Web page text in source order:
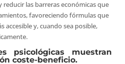
reducir las barreras económicas que
favoreciendo fórmulas que
accesible y, cuando sea posible,
psicológicas muestran
coste-beneficio.